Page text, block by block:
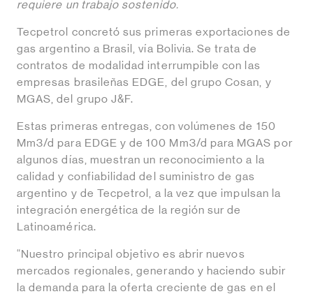
requiere un trabajo sostenido.
Tecpetrol concretó sus primeras exportaciones de
gas argentino a Brasil, vía Bolivia. Se trata de
contratos de modalidad interrumpible con las
empresas brasileñas EDGE, del grupo Cosan, y
MGAS, del grupo J&F.
Estas primeras entregas, con volúmenes de 150
Mm3/d para EDGE y de 100 Mm3/d para MGAS por
algunos días, muestran un reconocimiento a la
calidad y confiabilidad del suministro de gas
argentino y de Tecpetrol, a la vez que impulsan la
integración energética de la región sur de
Latinoamérica.
“Nuestro principal objetivo es abrir nuevos
mercados regionales, generando y haciendo subir
la demanda para la oferta creciente de gas en el